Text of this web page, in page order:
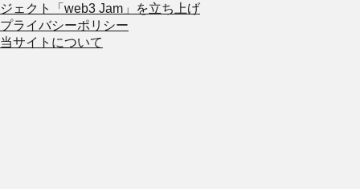
ジェクト「web3 Jam」を立ち上げ
プライバシーポリシー
当サイトについて